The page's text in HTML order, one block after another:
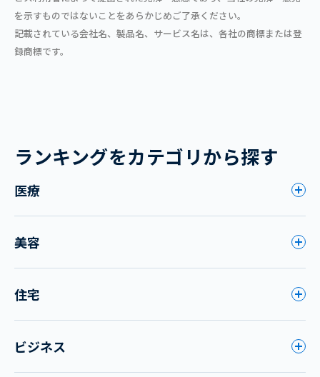
を示すものではないことをあらかじめご了承ください。
記載されている会社名、製品名、サービス名は、各社の商標または登
録商標です。
ランキングをカテゴリから探す
医療
美容
住宅
ビジネス